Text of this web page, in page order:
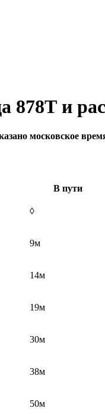
878Т и
московское
В пути
◊
9м
14м
19м
30м
38м
50м